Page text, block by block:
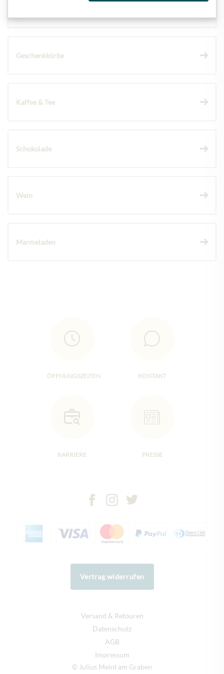
Geschenkkörbe
Kaffee & Tee
Schokolade
Wein
Marmeladen
ÖFFNUNGSZEITEN KONTAKT
KARRIERE PRESSE
Vertrag widerrufen
Versand & Retouren
Datenschutz
AGB
Impressum
© Julius Meinl am Graben